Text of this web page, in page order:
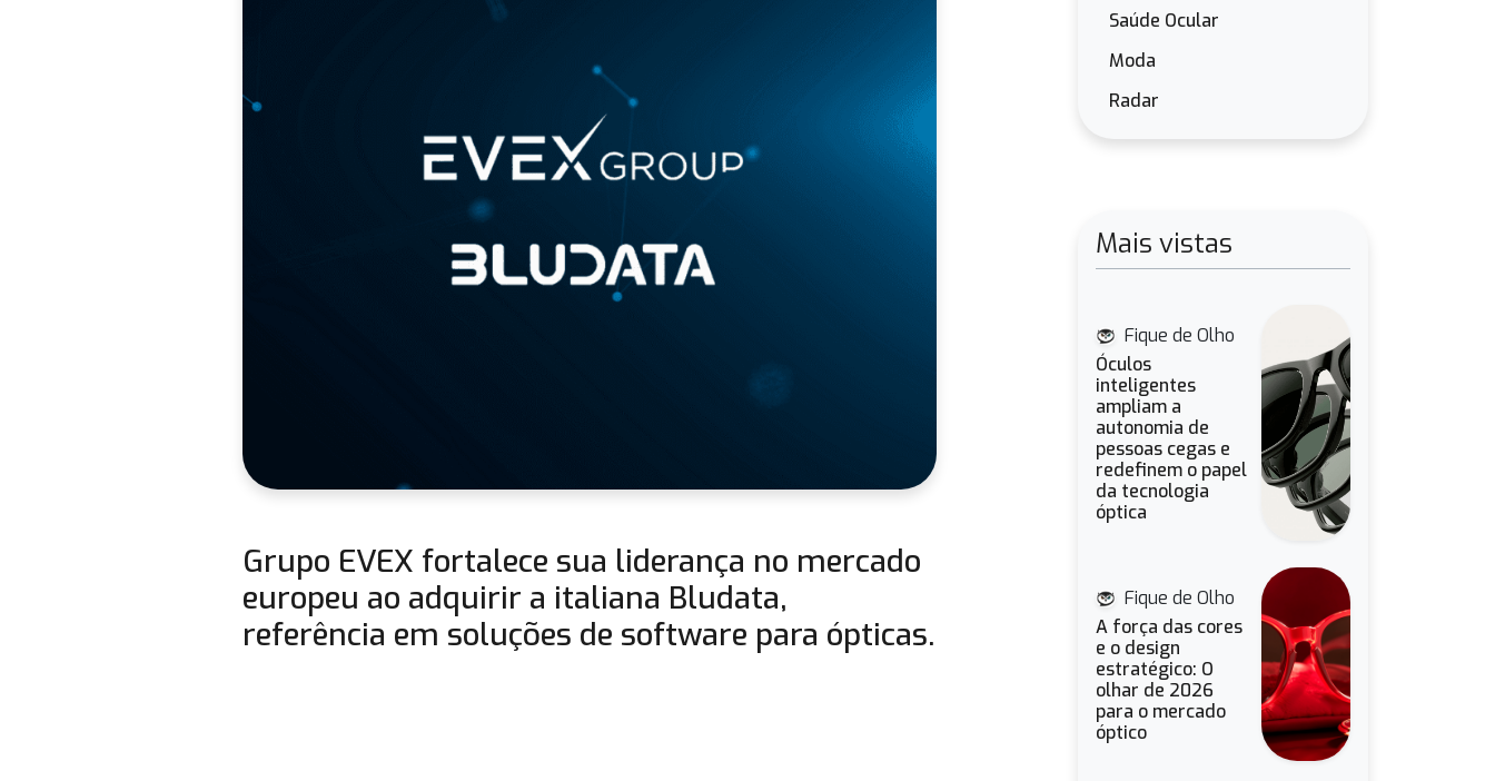
Grupo EVEX fortalece sua liderança no mercado
europeu ao adquirir a italiana Bludata,
referência em soluções de software para ópticas.
Saúde Ocular
Moda
Radar
Mais vistas
Fique de Olho
Óculos
inteligentes
ampliam a
autonomia de
pessoas cegas e
redefinem o papel
da tecnologia
óptica
Fique de Olho
A força das cores
e o design
estratégico: O
olhar de 2026
para o mercado
óptico